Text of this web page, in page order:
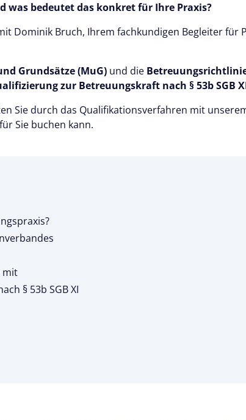
was bedeutet das konkret für Ihre Praxis?
Dominik Bruch, Ihrem fachkundigen Begleiter
Grundsätze (MuG) und die
zur Betreuungskraft nach § 53b SGB
Sie durch das Qualifikationsverfahren mit
Sie buchen kann.
mit
§ 53b SGB XI